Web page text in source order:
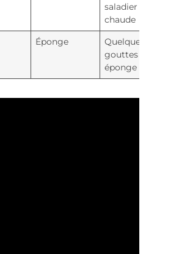
saladier d’eau
chaude
Éponge
Quelques
gouttes sur
éponge